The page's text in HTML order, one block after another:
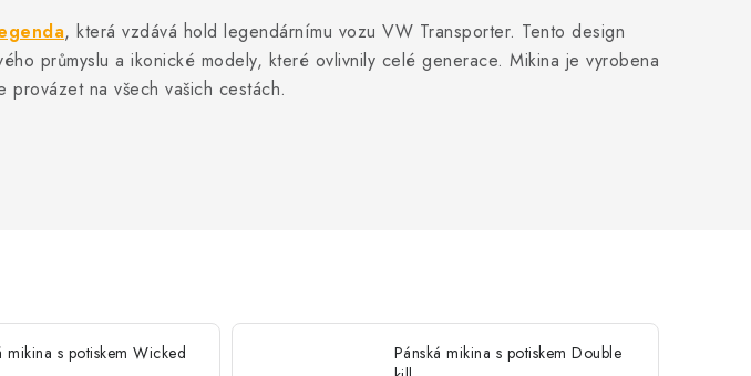
, která vzdává hold legendárnímu vozu VW Transporter. Tento design
průmyslu a ikonické modely, které ovlivnily celé generace. Mikina je vyrobena
na všech vašich cestách.
mikina s potiskem Wicked
Pánská mikina s potiskem Double